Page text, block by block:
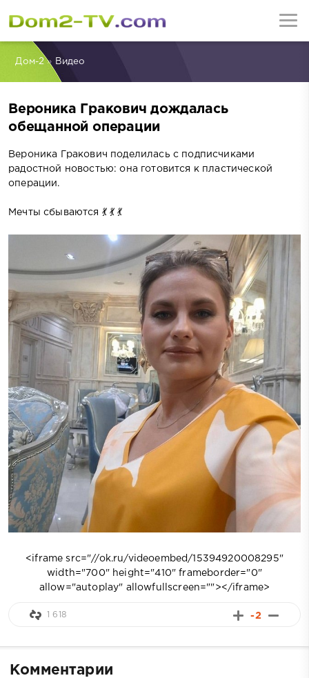
Дом-2» Видео
Вероника Гракович дождалась
обещанной операции
Вероника Гракович поделилась с подписчиками
радостной новостью: она готовится к пластической
операции.
Мечты сбываются 💃 💃 💃
<iframe src="//ok.ru/videoembed/15394920008295"
width="700" height="410" frameborder="0"
allow="autoplay" allowfullscreen=""></iframe>
-2
1 618
Комментарии